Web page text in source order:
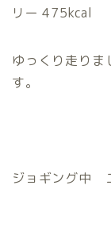
リー 475kcal
ゆっくり走りま
す。
ジョギング中